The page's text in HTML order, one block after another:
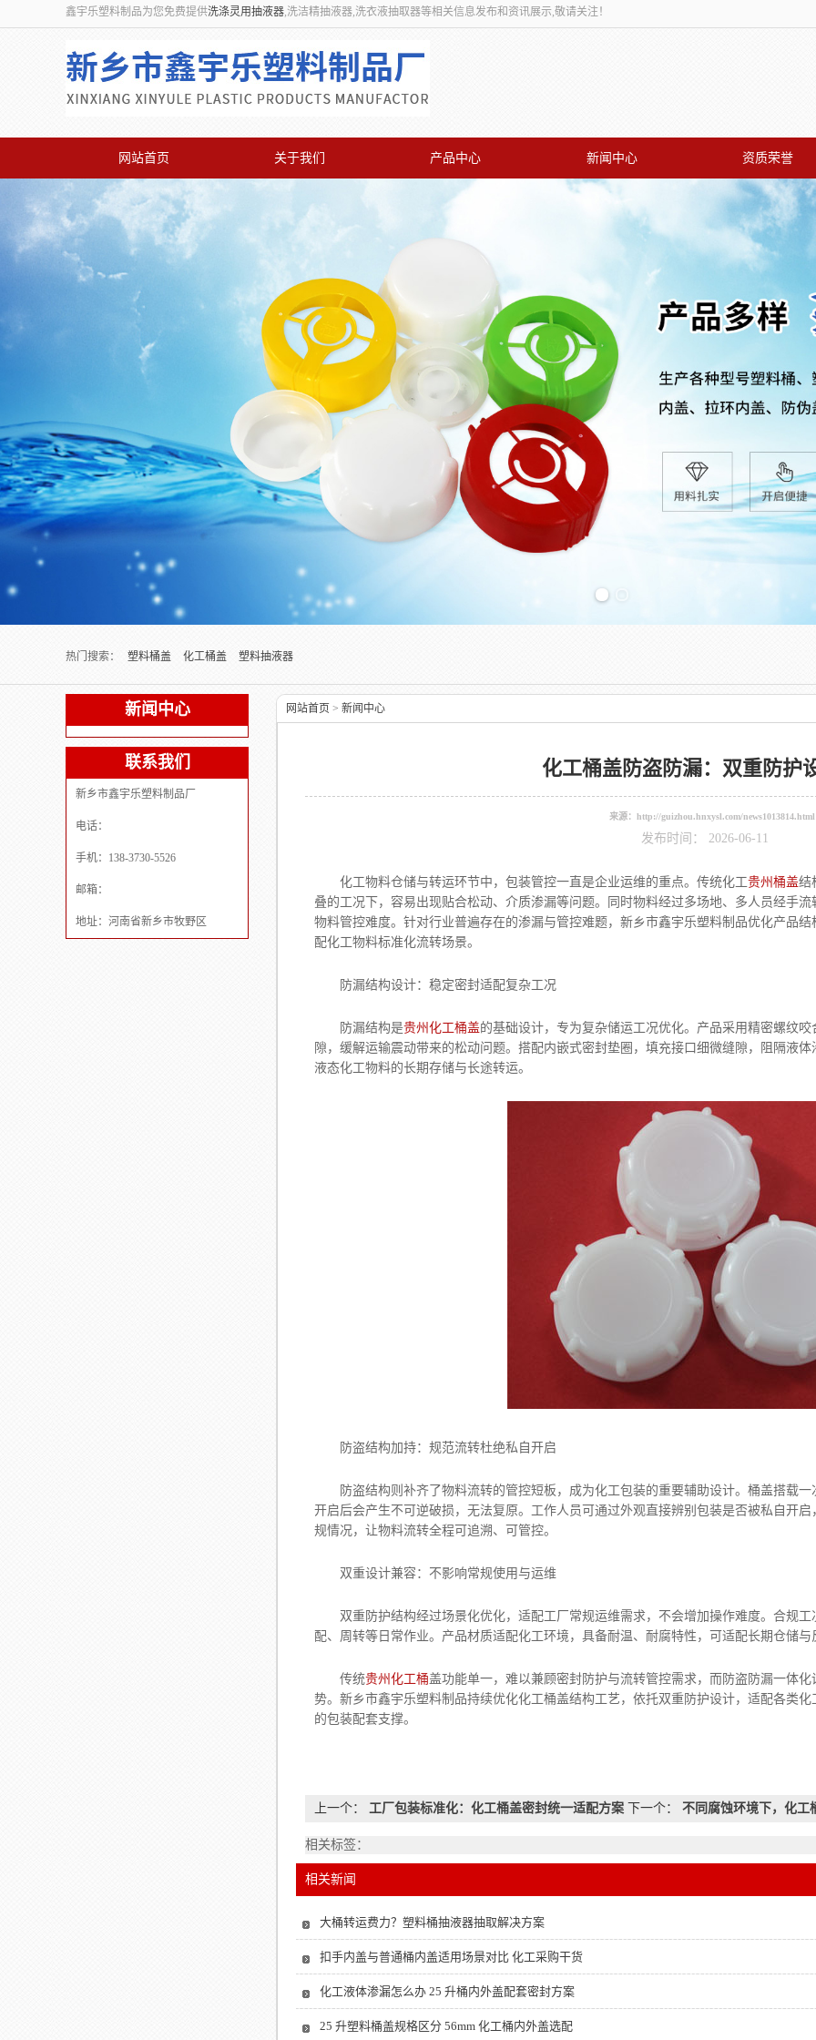
鑫宇乐塑料制品为您免费提供洗涤灵用抽液器,洗洁精抽液器,洗衣液抽取器等相关信息发布和资讯展示,敬请关注！
网站首页 关于我们 产品中心 新闻中心 资质荣誉
热门搜索：
塑料桶盖 化工桶盖 塑料抽液器
新闻中心
联系我们
新乡市鑫宇乐塑料制品厂
电话：
手机：138-3730-5526
邮箱：
地址：河南省新乡市牧野区
网站首页 > 新闻中心
化工桶盖防盗防漏：双重防护
来源： http://guizhou.hnxysl.com/news1013814.html
发布时间： 2026-06-11
化工物料仓储与转运环节中，包装管控一直是企业运维的重点。传统化工贵州桶盖结
叠的工况下，容易出现贴合松动、介质渗漏等问题。同时物料经过多场地、多人员经手
物料管控难度。针对行业普遍存在的渗漏与管控难题，新乡市鑫宇乐塑料制品优化产品
配化工物料标准化流转场景。
防漏结构设计：稳定密封适配复杂工况
防漏结构是贵州化工桶盖的基础设计，专为复杂储运工况优化。产品采用精密螺纹咬
隙，缓解运输震动带来的松动问题。搭配内嵌式密封垫圈，填充接口细微缝隙，阻隔液
液态化工物料的长期存储与长途转运。
防盗结构加持：规范流转杜绝私自开启
防盗结构则补齐了物料流转的管控短板，成为化工包装的重要辅助设计。桶盖搭载一
开启后会产生不可逆破损，无法复原。工作人员可通过外观直接辨别包装是否被私自开
规情况，让物料流转全程可追溯、可管控。
双重设计兼容：不影响常规使用与运维
双重防护结构经过场景化优化，适配工厂常规运维需求，不会增加操作难度。合规工
配、周转等日常作业。产品材质适配化工环境，具备耐温、耐腐特性，可适配长期仓储
传统贵州化工桶盖功能单一，难以兼顾密封防护与流转管控需求，而防盗防漏一体
势。新乡市鑫宇乐塑料制品持续优化化工桶盖结构工艺，依托双重防护设计，适配各类
的包装配套支撑。
上一个： 工厂包装标准化：化工桶盖密封统一适配方案 下一个： 不同腐蚀环境下，化工
相关标签：
相关新闻
大桶转运费力？塑料桶抽液器抽取解决方案
扣手内盖与普通桶内盖适用场景对比 化工采购干货
化工液体渗漏怎么办 25 升桶内外盖配套密封方案
25 升塑料桶盖规格区分 56mm 化工桶内外盖选配